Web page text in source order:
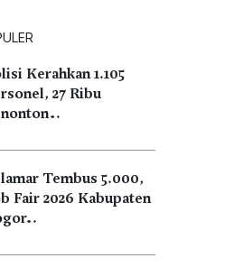
Kerahkan 1.105
27 Ribu
Tembus 5.000,
Fair 2026 Kabupaten